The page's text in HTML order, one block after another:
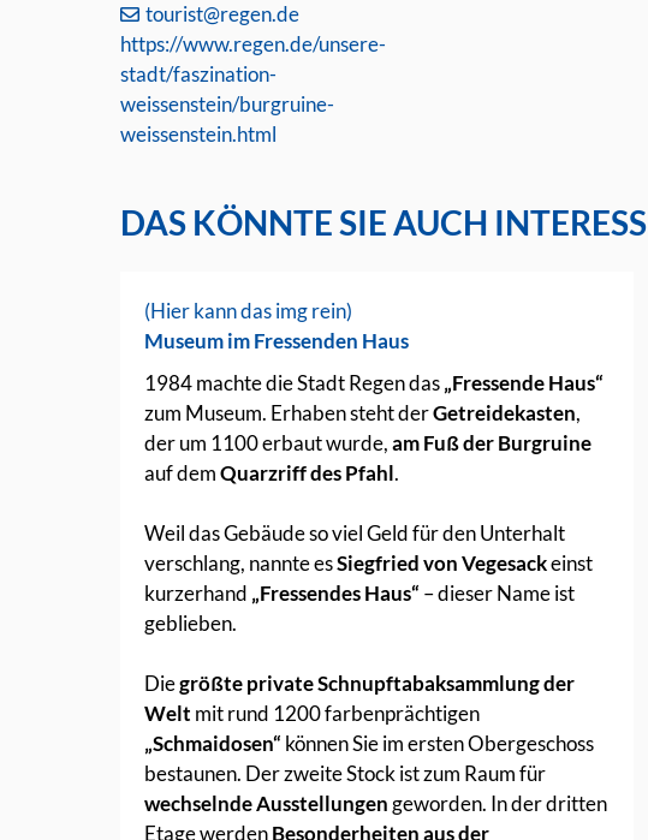
tourist@regen.de
https://www.regen.de/unsere-
stadt/faszination-
weissenstein/burgruine-
weissenstein.html
DAS KÖNNTE SIE AUCH
(Hier kann das img rein)
Museum im Fressenden Haus
1984 machte die Stadt Regen das„Fressende Haus“
zum Museum. Erhaben steht derGetreidekasten,
der um 1100 erbaut wurde,am Fuß der Burgruine
auf demQuarzriff des Pfahl.
Weil das Gebäude so viel Geld für den Unterhalt
verschlang, nannte esSiegfried von Vegesackeinst
kurzerhand „Fressendes Haus“ – dieser Name ist
geblieben.
Diegrößte private Schnupftabaksammlung der
Welt mit rund 1200 farbenprächtigen
„Schmaidosen“ können Sie im ersten Obergeschoss
bestaunen. Der zweite Stock ist zum Raum für
wechselnde Ausstellungengeworden. In der dritten
Etage werdenBesonderheiten aus der